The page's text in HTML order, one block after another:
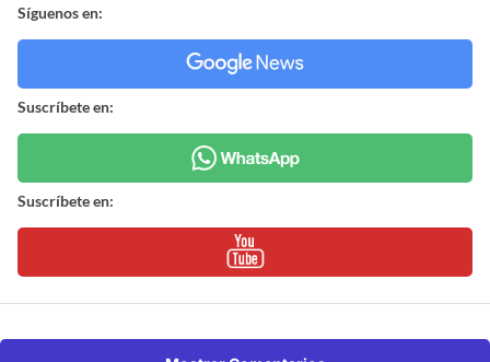
Síguenos en:
Suscríbete en:
Suscríbete en: